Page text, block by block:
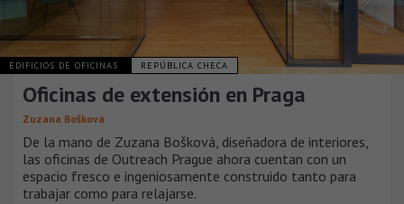
EDIFICIOS DE OFICINAS REPÚBLICA CHECA
Oficinas de extensión en Praga
Zuzana Bošková
De la mano de Zuzana Bošková, diseñadora de interiores,
las oficinas de Outreach Prague ahora cuentan con un
espacio fresco e ingeniosamente construido tanto para
trabajar como para relajarse.